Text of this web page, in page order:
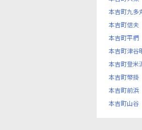
本吉町九多
本吉町信夫
本吉町平椚
本吉町津谷
本吉町登米
本吉町幣掛
本吉町前浜
本吉町山谷